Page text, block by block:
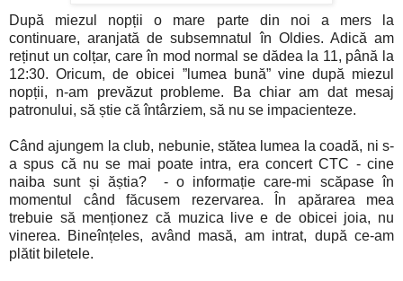
După miezul nopții o mare parte din noi a mers la
continuare, aranjată de subsemnatul în Oldies. Adică am
reținut un colțar, care în mod normal se dădea la 11, până la
12:30. Oricum, de obicei ”lumea bună” vine după miezul
nopții, n-am prevăzut probleme. Ba chiar am dat mesaj
patronului, să știe că întârziem, să nu se impacienteze.
Când ajungem la club, nebunie, stătea lumea la coadă, ni s-
a spus că nu se mai poate intra, era concert CTC - cine
naiba sunt și ăștia? - o informație care-mi scăpase în
momentul când făcusem rezervarea. În apărarea mea
trebuie să menționez că muzica live e de obicei joia, nu
vinerea. Bineînțeles, având masă, am intrat, după ce-am
plătit biletele.